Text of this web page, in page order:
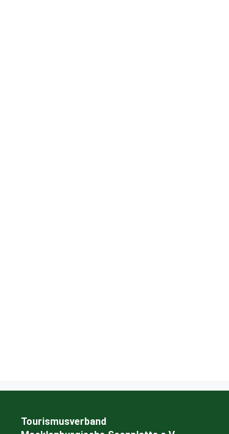
Tourismusverband